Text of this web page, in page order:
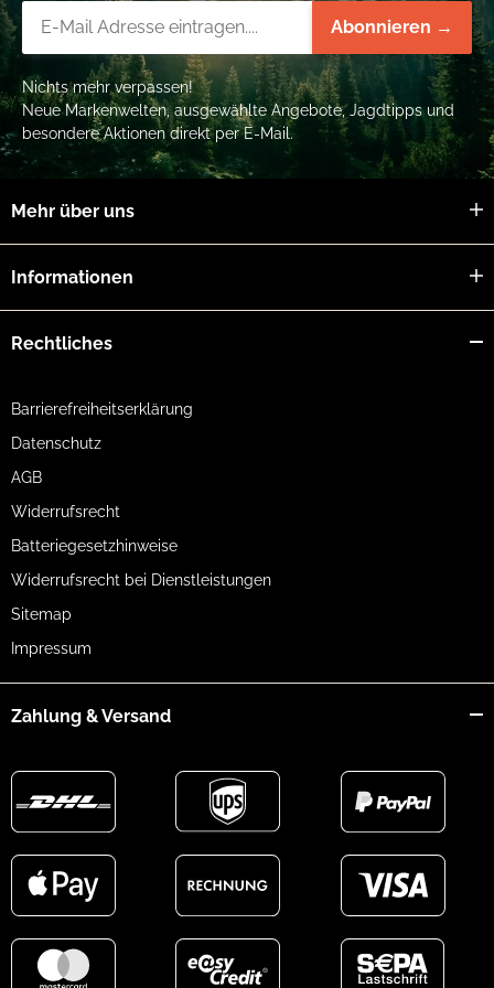
Abonnieren →
Nichts mehr verpassen!
Neue Markenwelten, ausgewählte Angebote, Jagdtipps und
besondere Aktionen direkt per E-Mail.
Mehr über uns
Informationen
Rechtliches
Barrierefreiheitserklärung
Datenschutz
AGB
Widerrufsrecht
Batteriegesetzhinweise
Widerrufsrecht bei Dienstleistungen
Sitemap
Impressum
Zahlung & Versand